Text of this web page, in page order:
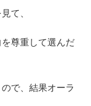
て、
尊重して選んだ
で、結果オーラ